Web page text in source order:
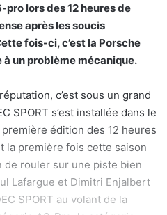
lors des 12 heures de
après les soucis
fois-ci, c’est la Porsche
un problème mécanique.
c’est sous un grand
SPORT s’est installée dans le
édition des 12 heures
la première fois cette saison
de rouler sur une piste bien
Lafargue et Dimitri Enjalbert
SPORT au volant de la